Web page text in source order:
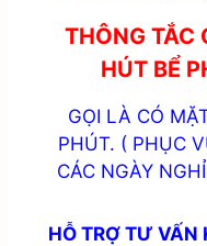
THÔNG TẮC
HÚT BỂ
GỌI LÀ CÓ
PHÚT. ( PHỤC
CÁC NGÀY
HỖ TRỢ TƯ VẤN